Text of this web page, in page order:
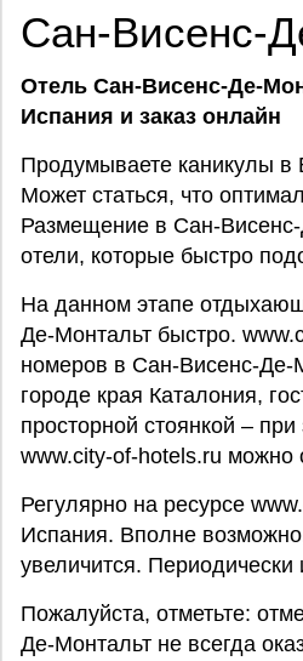
Сан-Висенс-
Отель Сан-Висенс-Де-
Испания и заказ онлайн
Продумываете каникулы
Может статься, что
Размещение в Сан-Висенс-
отели, которые быстро
На данном этапе
Де-Монтальт быстро.
номеров в Сан-Висенс-
городе края Каталония,
просторной стоянкой –
www.city-of-hotels.ru можно
Регулярно на ресурсе
Испания. Вполне
увеличится.
Пожалуйста, отметьте:
Де-Монтальт не всегда